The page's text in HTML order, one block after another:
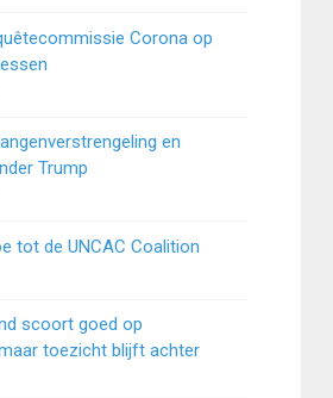
Corona op
en
Trump
tot de UNCAC Coalition
scoort goed op
toezicht blijft achter